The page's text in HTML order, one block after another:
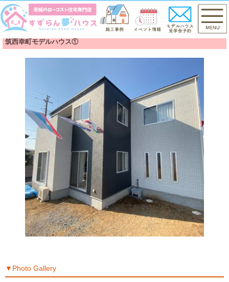
筑西幸町モデルハウス①
▼Photo Gallery